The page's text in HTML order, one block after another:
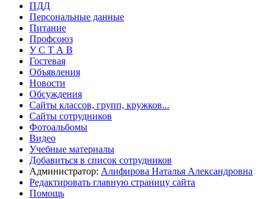
ПДД
Персональные данные
Питание
Профсоюз
У С Т А В
Гостевая
Объявления
Новости
Обсуждения
Сайты классов, групп, кружков...
Сайты сотрудников
Фотоальбомы
Видео
Учебные материалы
Добавиться в список сотрудников
Администратор: Алифирова Наталья Александровна
Редактировать главную страницу сайта
Помощь